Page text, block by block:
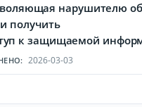
нарушителю
получить
к защищаемой
2026-03-03